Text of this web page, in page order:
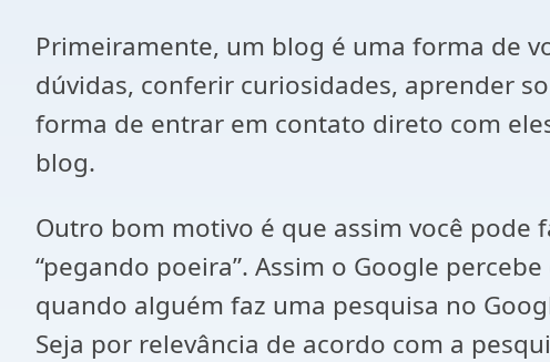
Primeiramente, um blog é uma forma de
dúvidas, conferir curiosidades, aprender
forma de entrar em contato direto com
blog.
Outro bom motivo é que assim você pode
“pegando poeira”. Assim o Google
quando alguém faz uma pesquisa no
Seja por relevância de acordo com a